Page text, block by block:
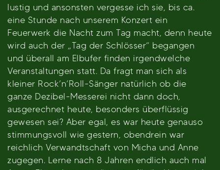
lustig und ansonsten vergesse ich sie, bis ca.
eine Stunde nach unserem Konzert ein
Feuerwerk die Nacht zum Tag macht, denn heute
wird auch der „Tag der Schlösser“ begangen
und überall am Elbufer finden irgendwelche
Veranstaltungen statt. Da fragt man sich als
kleiner Rock’n’Roll-Sänger natürlich ob die
ganze Dezibel-Messerei nicht dann doch,
ausgerechnet heute, besonders überflüssig
gewesen sei? Aber egal, es war heute genauso
stimmungsvoll wie gestern, obendrein war
reichlich Verwandtschaft von Micha und Anne
zugegen. Lerne nach 8 Jahren endlich auch mal